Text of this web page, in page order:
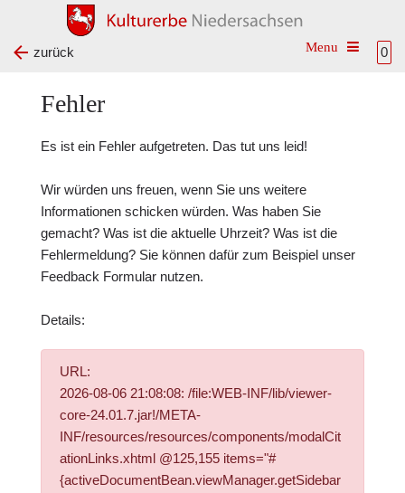
0
Toggle
zurück
Fehler
Es ist ein Fehler aufgetreten. Das tut uns leid!
Wir würden uns freuen, wenn Sie uns weitere
Informationen schicken würden. Was haben Sie
gemacht? Was ist die aktuelle Uhrzeit? Was ist die
Fehlermeldung? Sie können dafür zum Beispiel unser
Feedback Formularnutzen.
Details:
URL:
2026-08-06 21:08:08: /file:WEB-INF/lib/viewer-
core-24.01.7.jar!/META-
INF/resources/resources/components/modalCit
ationLinks.xhtml @125,155 items="#
{activeDocumentBean.viewManager.getSidebar